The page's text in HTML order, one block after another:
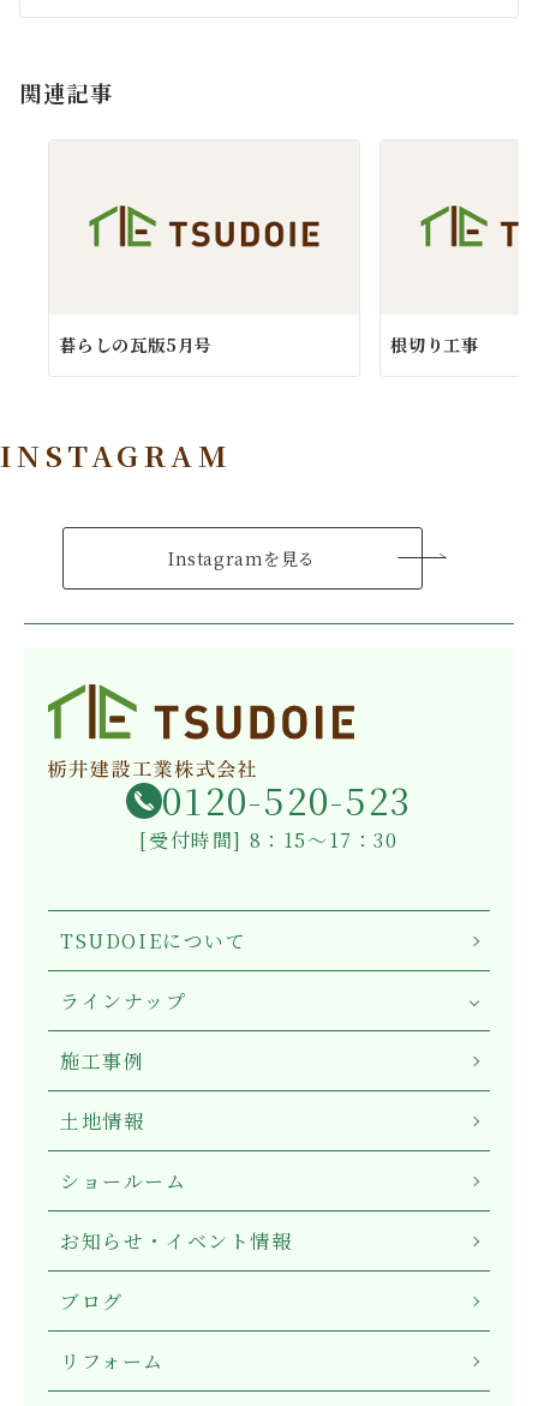
シ
ン
関連記事
暮らしの瓦版5月号 根切り工事
INSTAGRAM
Instagramを見る
0120-520-523
[受付時間] 8：15～17：30
TSUDOIEについて
ラインナップ
施工事例
土地情報
ショールーム
お知らせ・イベント情報
ブログ
リフォーム